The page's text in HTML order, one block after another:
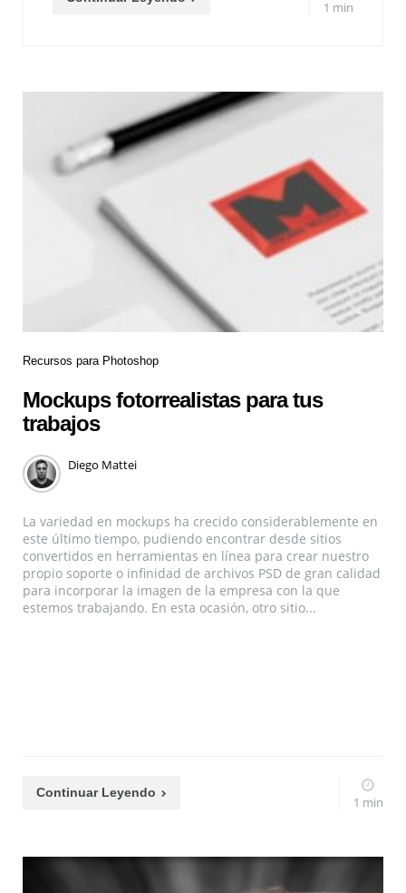
1 min
Recursos para Photoshop
Mockups fotorrealistas para tus
trabajos
Diego Mattei
La variedad en mockups ha crecido considerablemente en
este último tiempo, pudiendo encontrar desde sitios
convertidos en herramientas en línea para crear nuestro
propio soporte o infinidad de archivos PSD de gran calidad
para incorporar la imagen de la empresa con la que
estemos trabajando. En esta ocasión, otro sitio...
Continuar Leyendo
1 min